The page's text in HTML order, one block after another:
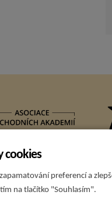
cookies
preferencí a
na tlačítko "Souhlasím".